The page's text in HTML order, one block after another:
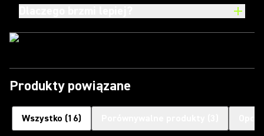
Produkty powiązane
Wszystko (16)